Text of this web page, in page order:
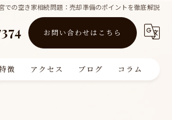
での空き家相続問題：売却準備のポイントを徹底解説
お問い合わせはこちら
徴 アクセス ブログ コラム